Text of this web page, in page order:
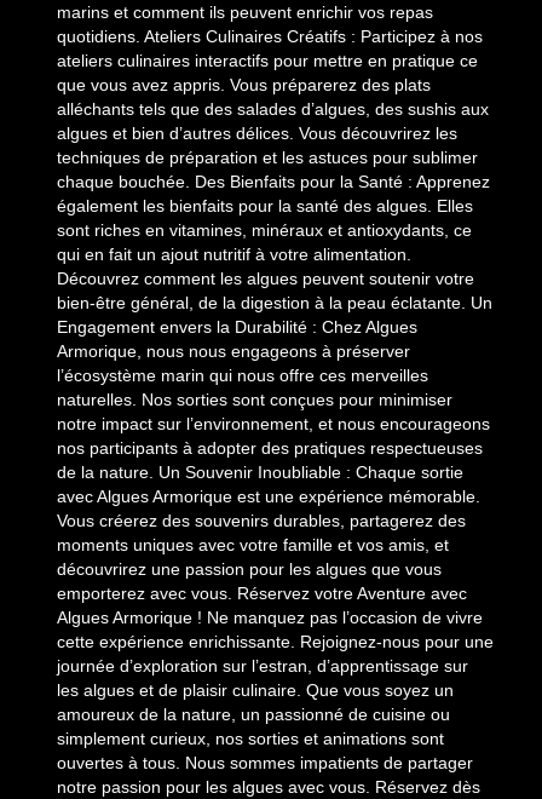
marins et comment ils peuvent enrichir vos repas
quotidiens. Ateliers Culinaires Créatifs : Participez à nos
ateliers culinaires interactifs pour mettre en pratique ce
que vous avez appris. Vous préparerez des plats
alléchants tels que des salades d’algues, des sushis aux
algues et bien d’autres délices. Vous découvrirez les
techniques de préparation et les astuces pour sublimer
chaque bouchée. Des Bienfaits pour la Santé : Apprenez
également les bienfaits pour la santé des algues. Elles
sont riches en vitamines, minéraux et antioxydants, ce
qui en fait un ajout nutritif à votre alimentation.
Découvrez comment les algues peuvent soutenir votre
bien-être général, de la digestion à la peau éclatante. Un
Engagement envers la Durabilité : Chez Algues
Armorique, nous nous engageons à préserver
l’écosystème marin qui nous offre ces merveilles
naturelles. Nos sorties sont conçues pour minimiser
notre impact sur l’environnement, et nous encourageons
nos participants à adopter des pratiques respectueuses
de la nature. Un Souvenir Inoubliable : Chaque sortie
avec Algues Armorique est une expérience mémorable.
Vous créerez des souvenirs durables, partagerez des
moments uniques avec votre famille et vos amis, et
découvrirez une passion pour les algues que vous
emporterez avec vous. Réservez votre Aventure avec
Algues Armorique ! Ne manquez pas l’occasion de vivre
cette expérience enrichissante. Rejoignez-nous pour une
journée d’exploration sur l’estran, d’apprentissage sur
les algues et de plaisir culinaire. Que vous soyez un
amoureux de la nature, un passionné de cuisine ou
simplement curieux, nos sorties et animations sont
ouvertes à tous. Nous sommes impatients de partager
notre passion pour les algues avec vous. Réservez dès